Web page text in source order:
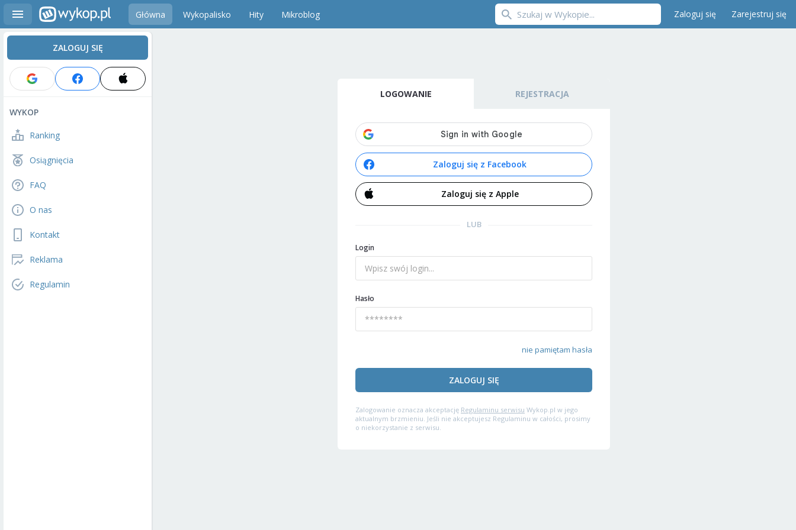
Główna Wykopalisko Hity Mikroblog Zaloguj się Zarejestruj się
ZALOGUJ SIĘ
WYKOP
Ranking
Osiągnięcia
FAQ
O nas
Kontakt
Reklama
Regulamin
LOGOWANIE REJESTRACJA
Zaloguj się z Facebook
Zaloguj się z Apple
LUB
Login
Hasło
nie pamiętam hasła
ZALOGUJ SIĘ
Zalogowanie oznacza akceptację Regulaminu serwisu Wykop.pl w jego
aktualnym brzmieniu. Jeśli nie akceptujesz Regulaminu w całości, prosimy
o niekorzystanie z serwisu.